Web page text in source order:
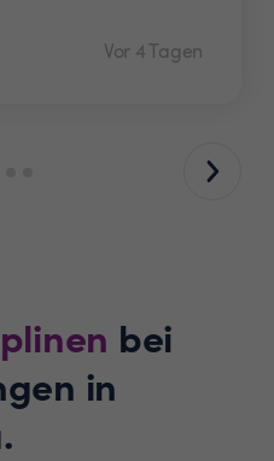
Vor 4 Tagen
bei
in